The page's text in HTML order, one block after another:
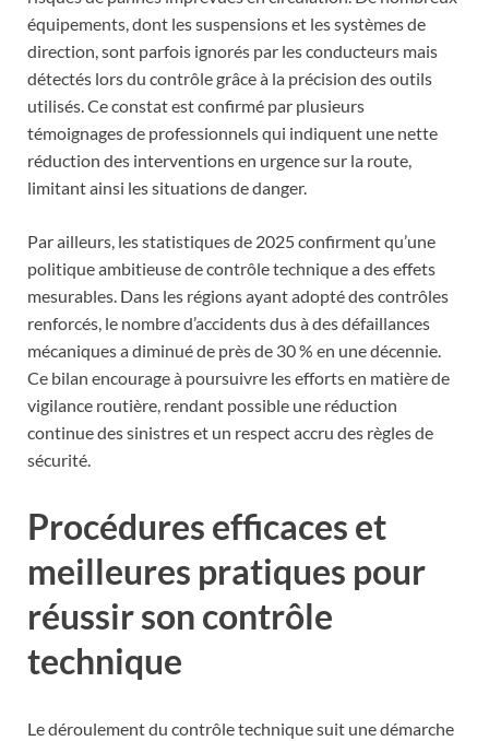
équipements, dont les suspensions et les systèmes de
direction, sont parfois ignorés par les conducteurs mais
détectés lors du contrôle grâce à la précision des outils
utilisés. Ce constat est confirmé par plusieurs
témoignages de professionnels qui indiquent une nette
réduction des interventions en urgence sur la route,
limitant ainsi les situations de danger.
Par ailleurs, les statistiques de 2025 confirment qu’une
politique ambitieuse de contrôle technique a des effets
mesurables. Dans les régions ayant adopté des contrôles
renforcés, le nombre d’accidents dus à des défaillances
mécaniques a diminué de près de 30 % en une décennie.
Ce bilan encourage à poursuivre les efforts en matière de
vigilance routière, rendant possible une réduction
continue des sinistres et un respect accru des règles de
sécurité.
Procédures efficaces et
meilleures pratiques pour
réussir son contrôle
technique
Le déroulement du contrôle technique suit une démarche